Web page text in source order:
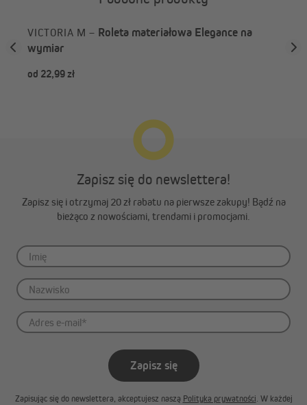
VICTORIA M – Roleta materiałowa Elegance na
wymiar
od 22,99 zł
Zapisz się do newslettera!
Zapisz się i otrzymaj 20 zł rabatu na pierwsze zakupy! Bądź na
bieżąco z nowościami, trendami i promocjami.
Zapisz się
Zapisując się do newslettera, akceptujesz naszą Polityka prywatności. W każdej